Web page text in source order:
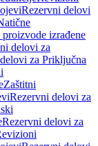
Rezervni delovi
proizvode izrađene
delovi za
za Priključna
Zaštitni
Rezervni delovi za
Rezervni delovi za